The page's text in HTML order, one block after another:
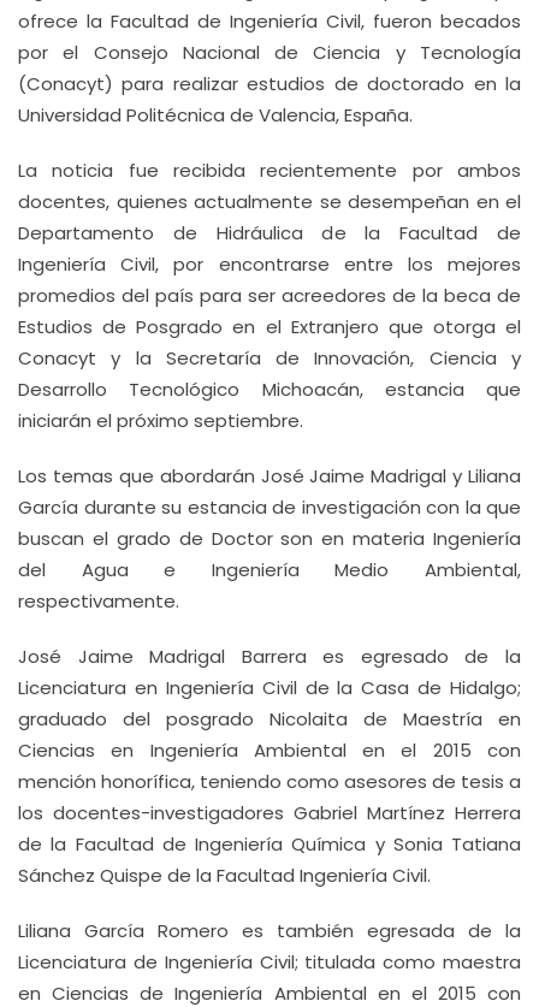
ofrece la Facultad de Ingeniería Civil, fueron becados
por el Consejo Nacional de Ciencia y Tecnología
(Conacyt) para realizar estudios de doctorado en la
Universidad Politécnica de Valencia, España.
La noticia fue recibida recientemente por ambos
docentes, quienes actualmente se desempeñan en el
Departamento de Hidráulica de la Facultad de
Ingeniería Civil, por encontrarse entre los mejores
promedios del país para ser acreedores de la beca de
Estudios de Posgrado en el Extranjero que otorga el
Conacyt y la Secretaría de Innovación, Ciencia y
Desarrollo Tecnológico Michoacán, estancia que
iniciarán el próximo septiembre.
Los temas que abordarán José Jaime Madrigal y Liliana
García durante su estancia de investigación con la que
buscan el grado de Doctor son en materia Ingeniería
del Agua e Ingeniería Medio Ambiental,
respectivamente.
José Jaime Madrigal Barrera es egresado de la
Licenciatura en Ingeniería Civil de la Casa de Hidalgo;
graduado del posgrado Nicolaita de Maestría en
Ciencias en Ingeniería Ambiental en el 2015 con
mención honorífica, teniendo como asesores de tesis a
los docentes-investigadores Gabriel Martínez Herrera
de la Facultad de Ingeniería Química y Sonia Tatiana
Sánchez Quispe de la Facultad Ingeniería Civil.
Liliana García Romero es también egresada de la
Licenciatura de Ingeniería Civil; titulada como maestra
en Ciencias de Ingeniería Ambiental en el 2015 con